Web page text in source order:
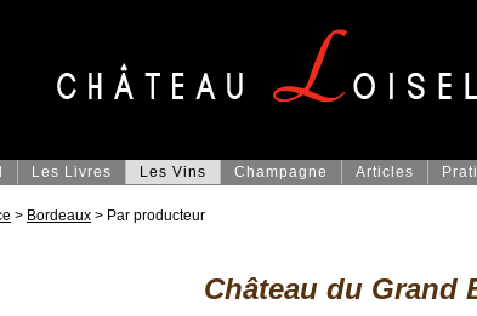
Les Livres Les Vins Champagne Articles
> Bordeaux > Par producteur
Château du Grand